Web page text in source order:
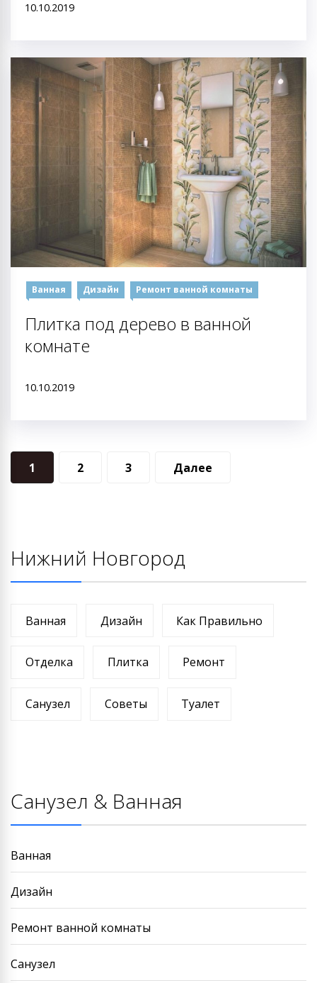
10.10.2019
Ванная Дизайн Ремонт ванной комнаты
Плитка под дерево в ванной
комнате
10.10.2019
Навигация
по
1 2 3 Далее
Нижний Новгород
Ванная Дизайн Как Правильно
Отделка Плитка Ремонт
Санузел Советы Туалет
Санузел & Ванная
Ванная
Дизайн
Ремонт ванной комнаты
Санузел